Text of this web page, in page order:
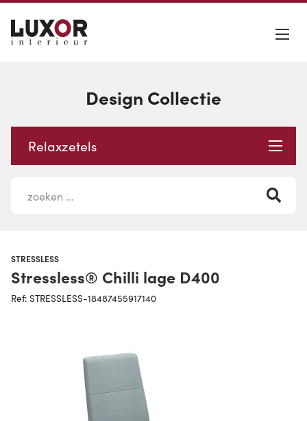
Design Collectie
Relaxzetels
STRESSLESS
Stressless® Chilli lage D400
Ref: STRESSLESS-18487455917140